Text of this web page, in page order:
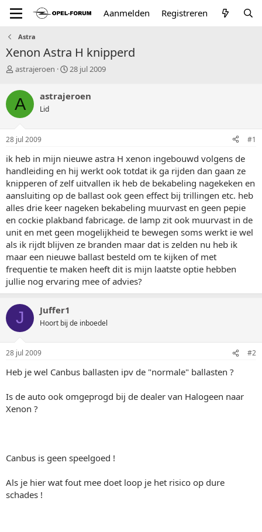
Aanmelden Registreren
Astra
Xenon Astra H knipperd
T
p
c
s
a
t
e
r
astrajeroen
S
r
a
m
28 jul 2009
A astrajeroen
Lid
28 jul 2009 #1
ik heb in mijn nieuwe astra H xenon ingebouwd volgens de
handleiding en hij werkt ook totdat ik ga rijden dan gaan ze
knipperen of zelf uitvallen ik heb de bekabeling nagekeken en
aansluiting op de ballast ook geen effect bij trillingen etc. heb
alles drie keer nageken bekabeling muurvast en geen pepie
en cockie plakband fabricage. de lamp zit ook muurvast in de
unit en met geen mogelijkheid te bewegen soms werkt ie wel
als ik rijdt blijven ze branden maar dat is zelden nu heb ik
maar een nieuwe ballast besteld om te kijken of met
frequentie te maken heeft dit is mijn laatste optie hebben
jullie nog ervaring mee of advies?
J Juffer1
Hoort bij de inboedel
28 jul 2009 #2
Heb je wel Canbus ballasten ipv de "normale" ballasten ?
Is de auto ook omgeprogd bij de dealer van Halogeen naar
Xenon ?
Canbus is geen speelgoed !
Als je hier wat fout mee doet loop je het risico op dure
schades !